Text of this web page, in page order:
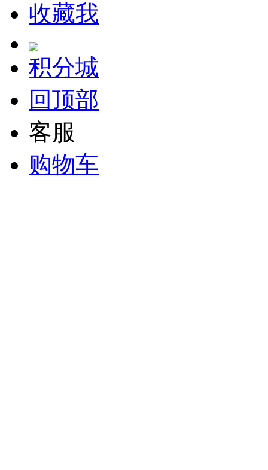
收藏我
积分城
回顶部
客服
购物车